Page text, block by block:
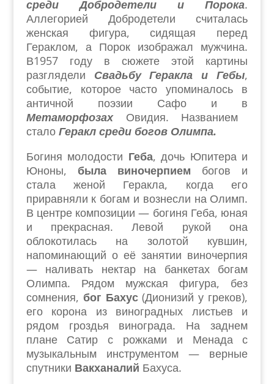
среди Добродетели и Порока.
Аллегорией Добродетели считалась
женская фигура, сидящая перед
Гераклом, а Порок изображал мужчина.
В1957 году в сюжете этой картины
разглядели Свадьбу Геракла и Гебы,
событие, которое часто упоминалось в
античной поэзии Сафо и в
МетаморфозахОвидия. Названием
стало Геракл среди богов Олимпа.
Богиня молодости Геба, дочь Юпитера и
Юноны, была виночерпием богов и
стала женой Геракла, когда его
приравняли к богам и вознесли на Олимп.
В центре композиции — богиня Геба, юная
и прекрасная. Левой рукой она
облокотилась на золотой кувшин,
напоминающий о её занятии виночерпия
— наливать нектар на банкетах богам
Олимпа. Рядом мужская фигура, без
сомнения, бог Бахус(Дионизий у греков),
его корона из виноградных листьев и
рядом гроздья винограда. На заднем
плане Сатир с рожками и Менада с
музыкальным инструментом — верные
спутники Вакханалий Бахуса.